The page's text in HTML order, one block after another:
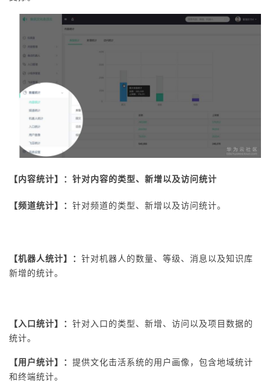
【内容统计】：针对内容的类型、新增以及访问统计
【频道统计】： 针对频道的类型、新增以及访问统计。
【机器人统计】： 针对机器人的数量、等级、消息以及知识库
新增的统计。
【入口统计】： 针对入口的类型、新增、访问以及项目数据的
统计。
【用户统计】： 提供文化击活系统的用户画像，包含地域统计
和终端统计。